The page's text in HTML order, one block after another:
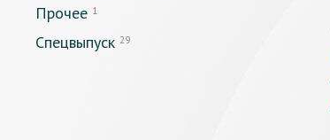
Прочее 1
Спецвыпуск 29